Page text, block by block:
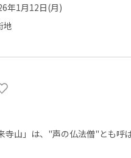
年1月12日(月)
地
寺山」は、"声の仏法僧"とも呼